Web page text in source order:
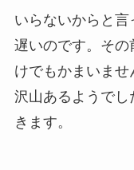
いらないからと言
遅いのです。そ
けでもかまいませ
沢山あるようで
きます。